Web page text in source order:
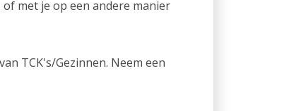
met je op een andere manier
TCK's/Gezinnen. Neem een